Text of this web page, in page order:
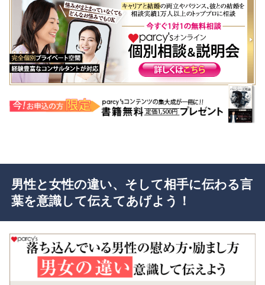
男性と女性の違い、そして相手に伝わる言
葉を意識して伝えてあげよう！